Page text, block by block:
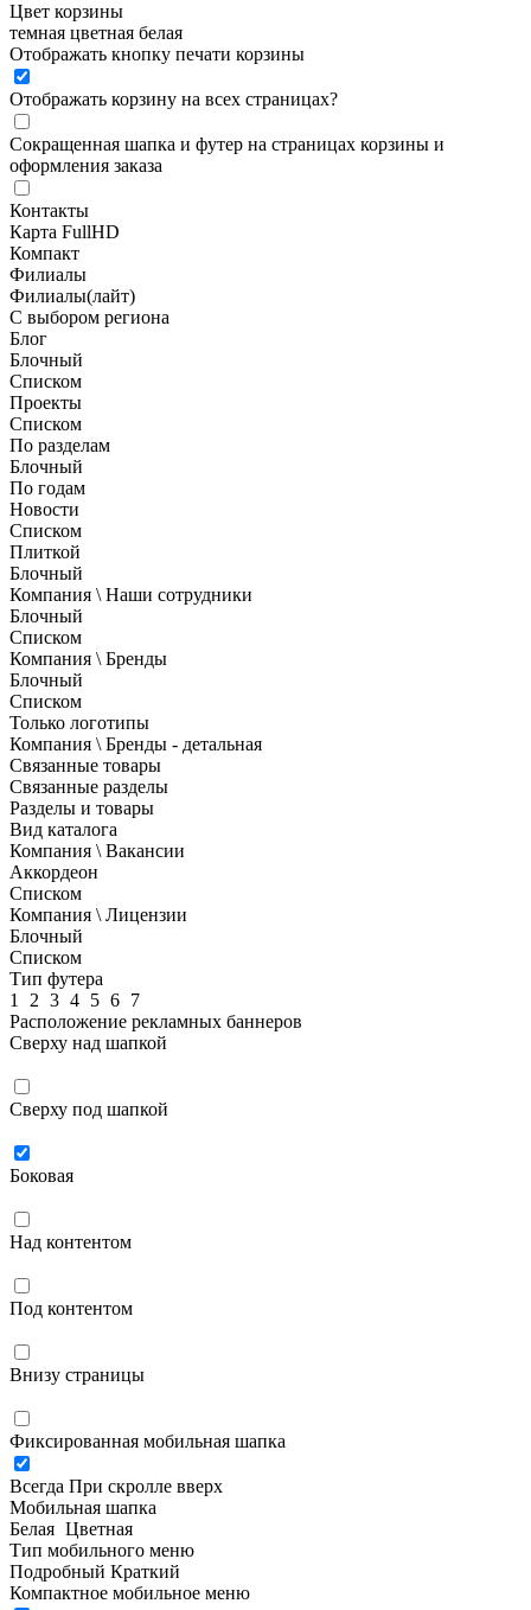
Цвет корзины
темная цветная белая
Отображать кнопку печати корзины
Отображать корзину на всех страницах?
Сокращенная шапка и футер на страницах корзины и
оформления заказа
Контакты
Карта FullHD
Компакт
Филиалы
Филиалы(лайт)
С выбором региона
Блог
Блочный
Списком
Проекты
Списком
По разделам
Блочный
По годам
Новости
Списком
Плиткой
Блочный
Компания \ Наши сотрудники
Блочный
Списком
Компания \ Бренды
Блочный
Списком
Только логотипы
Компания \ Бренды - детальная
Связанные товары
Связанные разделы
Разделы и товары
Вид каталога
Компания \ Вакансии
Аккордеон
Списком
Компания \ Лицензии
Блочный
Списком
Тип футера
1
2 3 4 5 6 7
Расположение рекламных баннеров
Сверху над шапкой
Сверху под шапкой
Боковая
Над контентом
Под контентом
Внизу страницы
Фиксированная мобильная шапка
Всегда При скролле вверх
Мобильная шапка
Белая Цветная
Тип мобильного меню
Подробный Краткий
Компактное мобильное меню